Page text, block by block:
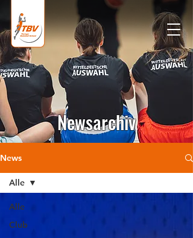
Newsarchiv
News
Alle
Club
Alle